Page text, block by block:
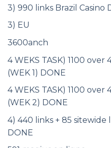
3) 990 links Brazil Casino
3) EU
3600anch
4 WEKS TASK) 1100 over
(WEK 1) DONE
4 WEKS TASK) 1100 over
(WEK 2) DONE
4) 440 links + 85 sitewide
DONE